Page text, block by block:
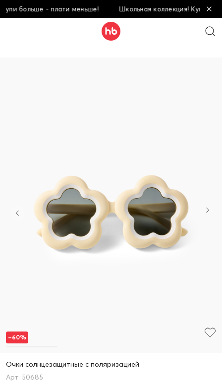
больше - плати меньше! Школьная коллекция! Купи
Очки солнцезащитные с поляризацией
50685
–60%